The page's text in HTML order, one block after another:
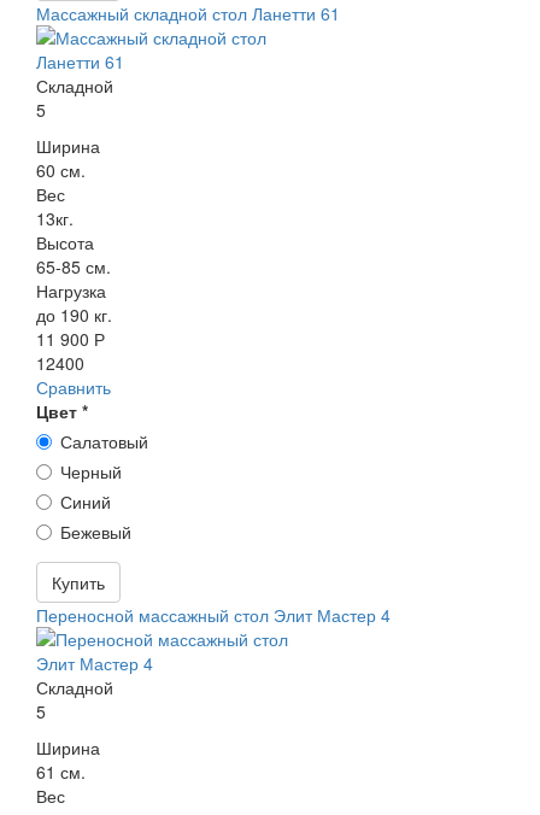
Массажный складной стол Ланетти 61
Складной
5
Ширина
60 см.
Вес
13кг.
Высота
65-85 см.
Нагрузка
до 190 кг.
11 900 Р
12400
Сравнить
Цвет *
Салатовый
Черный
Синий
Бежевый
Купить
Переносной массажный стол Элит Мастер 4
Складной
5
Ширина
61 см.
Вес